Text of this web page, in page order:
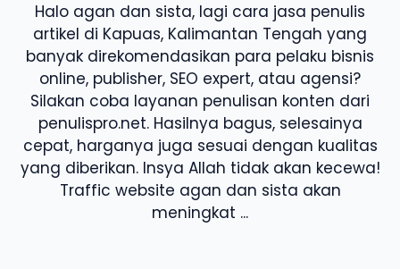
Halo agan dan sista, lagi cara jasa penulis
artikel di Kapuas, Kalimantan Tengah yang
banyak direkomendasikan para pelaku bisnis
online, publisher, SEO expert, atau agensi?
Silakan coba layanan penulisan konten dari
penulispro.net. Hasilnya bagus, selesainya
cepat, harganya juga sesuai dengan kualitas
yang diberikan. Insya Allah tidak akan kecewa!
Traffic website agan dan sista akan
meningkat ...